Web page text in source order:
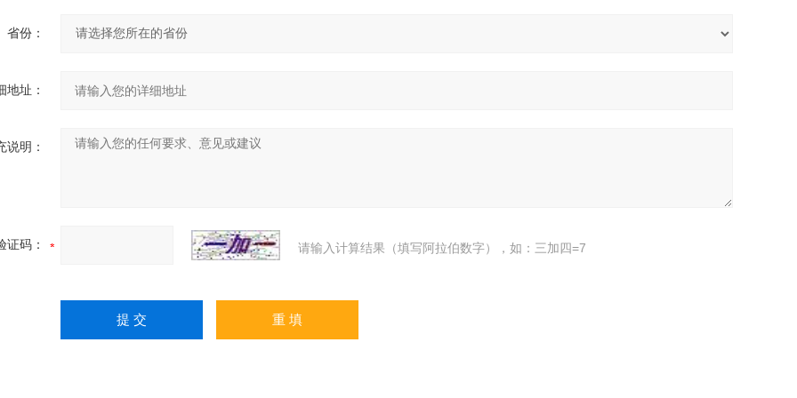
省份：
地址：
说明：
证码： 请输入计算结果（填写阿拉伯数字），如：三加四=7